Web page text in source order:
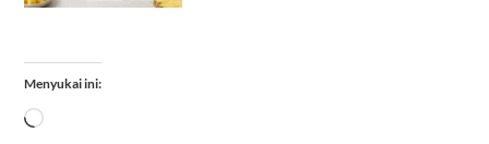
Menyukai ini:
Memuat...